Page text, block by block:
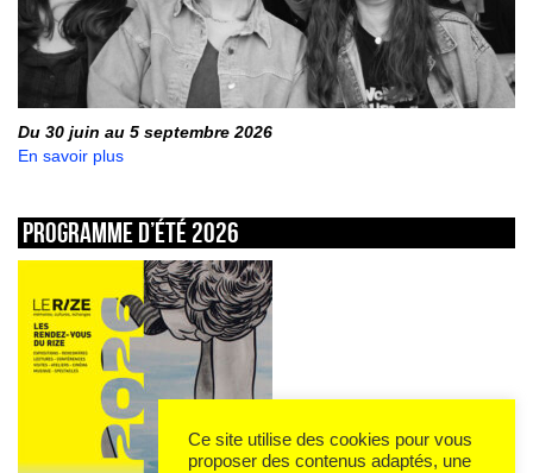
Du 30 juin au 5 septembre 2026
En savoir plus
Programme d’été 2026
Ce site utilise des cookies pour vous
proposer des contenus adaptés, une